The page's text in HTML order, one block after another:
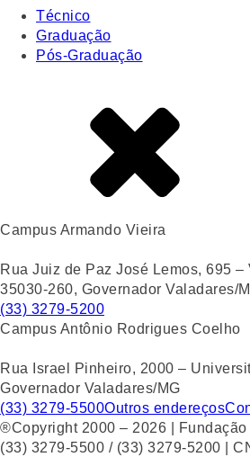
Técnico
Graduação
Pós-Graduação
Campus Armando Vieira
Rua Juiz de Paz José Lemos, 695 –
35030-260, Governador Valadares/
(33) 3279-5200
Campus Antônio Rodrigues Coelho
Rua Israel Pinheiro, 2000 –
Governador Valadares/MG
(33) 3279-5500Outros endereços
®Copyright 2000 – 2026 |
(33) 3279-5500 / (33) 3279-5200 |